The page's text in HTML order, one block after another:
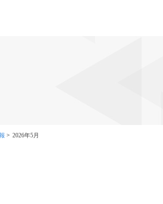
> 2026年5月